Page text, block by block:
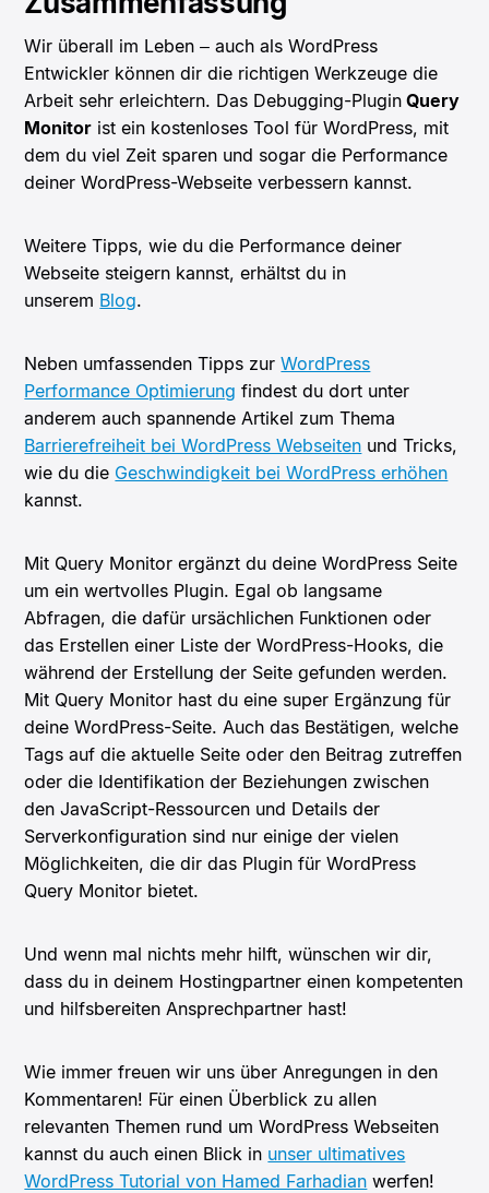
Wir überall im Leben – auch als WordPress
Entwickler können dir die richtigen Werkzeuge die
Arbeit sehr erleichtern. Das Debugging-Plugin Query
Monitor ist ein kostenloses Tool für WordPress, mit
dem du viel Zeit sparen und sogar die Performance
deiner WordPress-Webseite verbessern kannst.
Weitere Tipps, wie du die Performance deiner
Webseite steigern kannst, erhältst du in
unserem Blog.
Neben umfassenden Tipps zurWordPress
Performance Optimierung findest du dort unter
anderem auch spannende Artikel zum Thema
Barrierefreiheit bei WordPress Webseiten und Tricks,
wie du die Geschwindigkeit bei WordPress erhöhen
kannst.
Mit Query Monitor ergänzt du deine WordPress Seite
um ein wertvolles Plugin. Egal ob langsame
Abfragen, die dafür ursächlichen Funktionen oder
das Erstellen einer Liste der WordPress-Hooks, die
während der Erstellung der Seite gefunden werden.
Mit Query Monitor hast du eine super Ergänzung für
deine WordPress-Seite. Auch das Bestätigen, welche
Tags auf die aktuelle Seite oder den Beitrag zutreffen
oder die Identifikation der Beziehungen zwischen
den JavaScript-Ressourcen und Details der
Serverkonfiguration sind nur einige der vielen
Möglichkeiten, die dir das Plugin für WordPress
Query Monitor bietet.
Und wenn mal nichts mehr hilft, wünschen wir dir,
dass du in deinem Hostingpartner einen kompetenten
und hilfsbereiten Ansprechpartner hast!
Wie immer freuen wir uns über Anregungen in den
Kommentaren! Für einen Überblick zu allen
relevanten Themen rund um WordPress Webseiten
kannst du auch einen Blick in unser ultimatives
WordPress Tutorial von Hamed Farhadian werfen!